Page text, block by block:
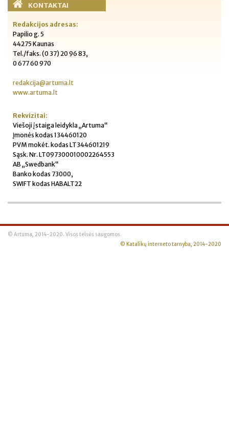
KONTAKTAI
Redakcijos adresas:
Papilio g. 5
44275 Kaunas
Tel./faks. (0 37) 20 96 83,
0 677 60 970
redakcija@artuma.lt
www.artuma.lt
Rekvizitai:
Viešoji įstaiga leidykla „Artuma“
Įmonės kodas 134460120
PVM mokėt. kodas LT344601219
Sąsk. Nr. LT097300010002264553
AB „Swedbank“
Banko kodas 73000,
SWIFT kodas HABALT22
© Artuma, 2014-2020. Visos teisės saugomos.
© Katalikų interneto tarnyba, 2014-2020